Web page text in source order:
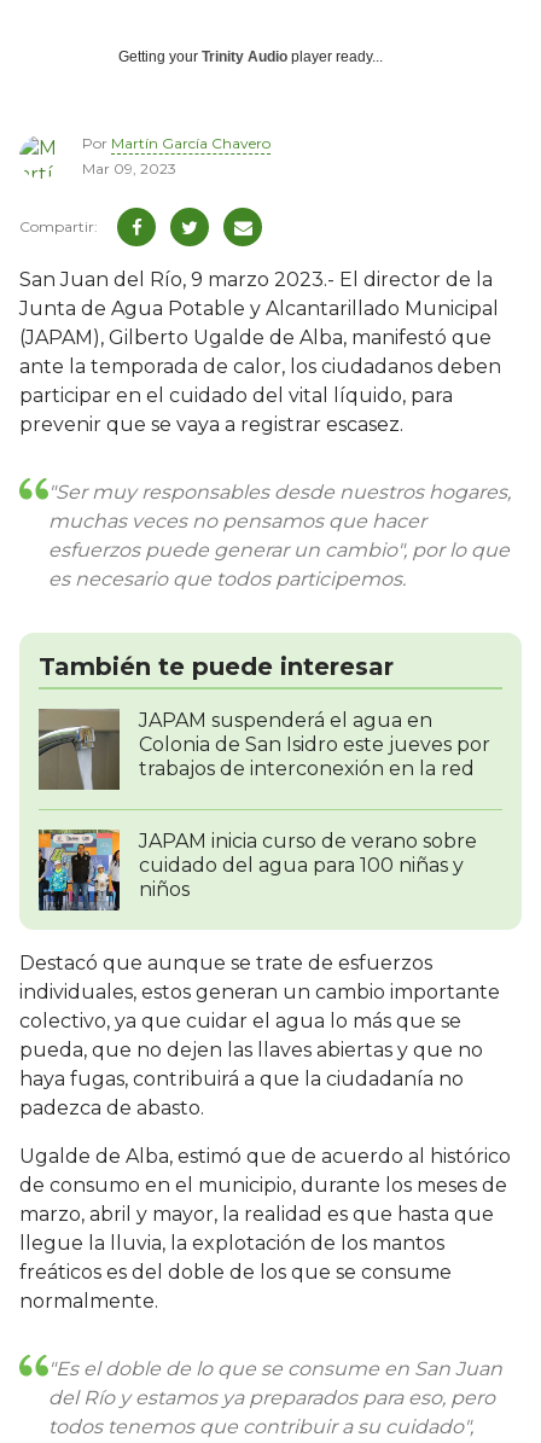
Getting your Trinity Audio player ready...
Por Martín García Chavero
Mar 09, 2023
San Juan del Río, 9 marzo 2023.- El director de la
Junta de Agua Potable y Alcantarillado Municipal
(JAPAM), Gilberto Ugalde de Alba, manifestó que
ante la temporada de calor, los ciudadanos deben
participar en el cuidado del vital líquido, para
prevenir que se vaya a registrar escasez.
"Ser muy responsables desde nuestros hogares,
muchas veces no pensamos que hacer
esfuerzos puede generar un cambio", por lo que
es necesario que todos participemos.
También te puede interesar
JAPAM suspenderá el agua en
Colonia de San Isidro este jueves por
trabajos de interconexión en la red
JAPAM inicia curso de verano sobre
cuidado del agua para 100 niñas y
niños
Destacó que aunque se trate de esfuerzos
individuales, estos generan un cambio importante
colectivo, ya que cuidar el agua lo más que se
pueda, que no dejen las llaves abiertas y que no
haya fugas, contribuirá a que la ciudadanía no
padezca de abasto.
Ugalde de Alba, estimó que de acuerdo al histórico
de consumo en el municipio, durante los meses de
marzo, abril y mayor, la realidad es que hasta que
llegue la lluvia, la explotación de los mantos
freáticos es del doble de los que se consume
normalmente.
"Es el doble de lo que se consume en San Juan
del Río y estamos ya preparados para eso, pero
todos tenemos que contribuir a su cuidado",